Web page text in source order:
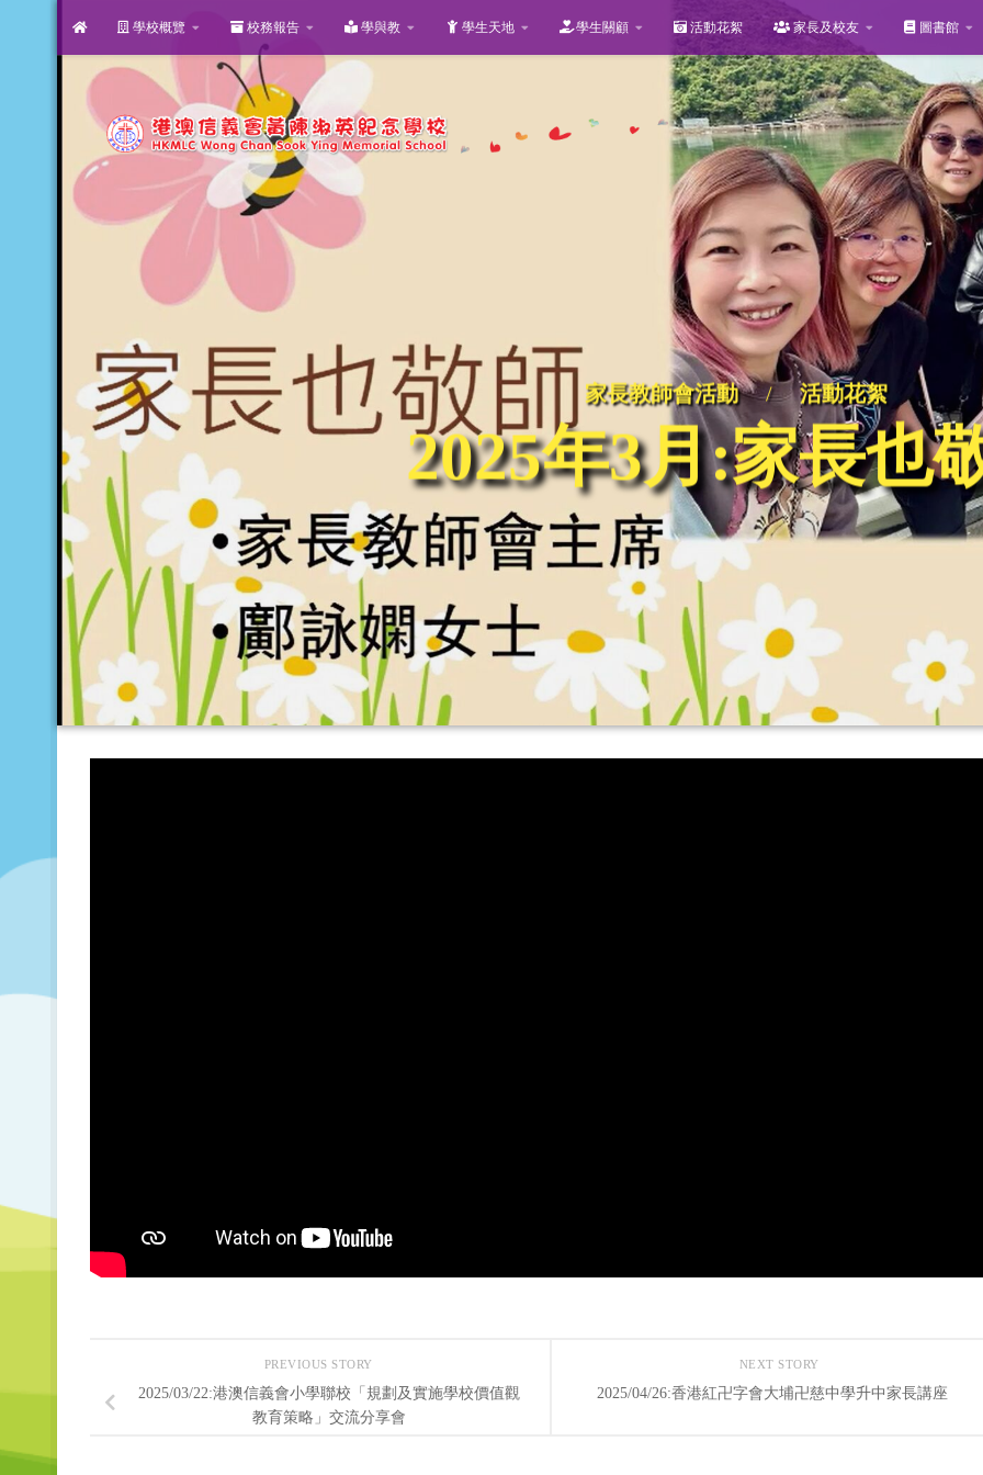
Skip to content
學校概覽 校務報告 學與教 學生天地 學生關顧 活動花絮 家長及校友 圖書館
家長教師會活動 / 活動花絮
2025年3月:家長也
NEXT STORY
2025/04/26:香港紅卍字會大埔卍慈中學升中家長講座
PREVIOUS STORY
2025/03/22:港澳信義會小學聯校「規劃及實施學校價值觀
教育策略」交流分享會